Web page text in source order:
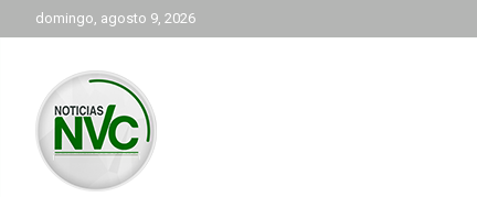
al
domingo, agosto 9, 2026